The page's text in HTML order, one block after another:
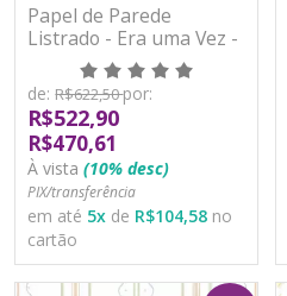
Papel de Parede
Listrado - Era uma Vez -
89792 - Vinílico
de: R$622,50por:
R$522,90
R$470,61
À vista (10% desc)
PIX/transferência
em até 5x de R$104,58 no
cartão